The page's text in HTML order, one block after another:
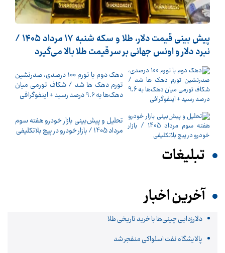
پیش ‌بینی قیمت دلار، طلا و سکه شنبه ۱۷ مرداد ۱۴۰۵ /
نبرد دلار و اونس جهانی بر سر قیمت طلا بالا می‌گیرد
دهک دوم با تورم 100 درصدی، صدرنشین
تورم دهک ها شد / شکاف تورمی میان
دهک‌ها به 9.6 درصد رسید + اینفوگرافی
تحلیل و پیش‌بینی بازار خودرو هفته سوم
مرداد 1405 / بازار خودرو در پیچ بلاتکلیفی
تبلیغات
آخرین اخبار
دلارزدایی چینی‌ها با خرید تاریخی طلا
پالایشگاه نفت اسلواکی منفجر شد